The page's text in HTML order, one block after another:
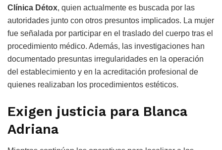
Clínica Détox, quien actualmente es buscada por las
autoridades junto con otros presuntos implicados. La mujer
fue señalada por participar en el traslado del cuerpo tras el
procedimiento médico. Además, las investigaciones han
documentado presuntas irregularidades en la operación
del establecimiento y en la acreditación profesional de
quienes realizaban los procedimientos estéticos.
Exigen justicia para Blanca
Adriana